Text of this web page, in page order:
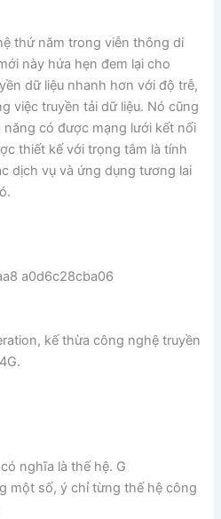
thứ năm trong viễn thông di
này hứa hẹn đem lại cho
dữ liệu nhanh hơn với độ trễ,
việc truyền tải dữ liệu. Nó cũng
năng có được mạng lưới kết nối
thiết kế với trọng tâm là tính
dịch vụ và ứng dụng tương lai
kế thừa công nghệ truyền
nghĩa là thế hệ. G
một số, ý chỉ từng thế hệ công